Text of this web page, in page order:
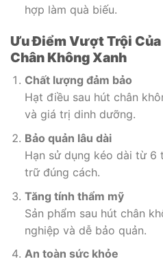
hợp làm quà biếu.
Ưu Điểm Vượt Trội
Chân Không Xanh
Chất lượng đảm bảo
Hạt điều sau hút chân
và giá trị dinh dưỡng.
Bảo quản lâu dài
Hạn sử dụng kéo dài từ 6
trữ đúng cách.
Tăng tính thẩm mỹ
Sản phẩm sau hút chân
nghiệp và dễ bảo quản.
An toàn sức khỏe